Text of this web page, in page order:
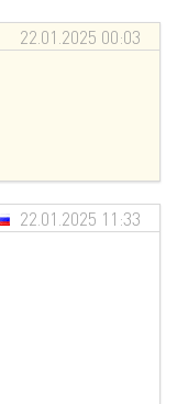
22.01.2025 00:03
22.01.2025 11:33